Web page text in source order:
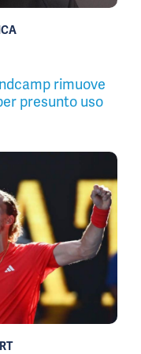
rimuove
presunto uso